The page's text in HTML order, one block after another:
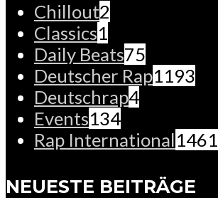
Chillout2
Classics1
Daily Beats75
Deutscher Rap1193
Deutschrap4
Events134
Rap International1461
NEUESTE BEITRÄGE